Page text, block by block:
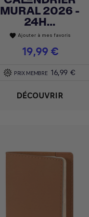
MURAL 2026 -
24H...
favorite Ajouter à mes favoris
Prix
19,99 €
PRIX MEMBRE 16,99 €
DÉCOUVRIR